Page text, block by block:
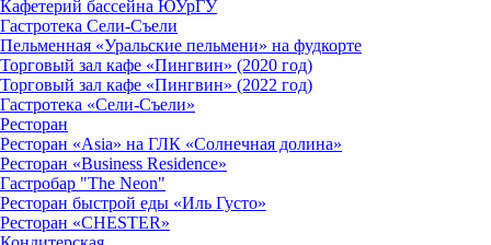
Кафетерий бассейна ЮУрГУ
Гастротека Сели-Съели
Пельменная «Уральские пельмени» на фудкорте
Торговый зал кафе «Пингвин» (2020 год)
Торговый зал кафе «Пингвин» (2022 год)
Гастротека «Сели-Съели»
Ресторан
Ресторан «Asia» на ГЛК «Солнечная долина»
Ресторан «Business Residence»
Гастробар "The Neon"
Ресторан быстрой еды «Иль Густо»
Ресторан «CHESTER»